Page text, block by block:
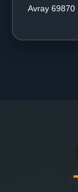
Avray 69870